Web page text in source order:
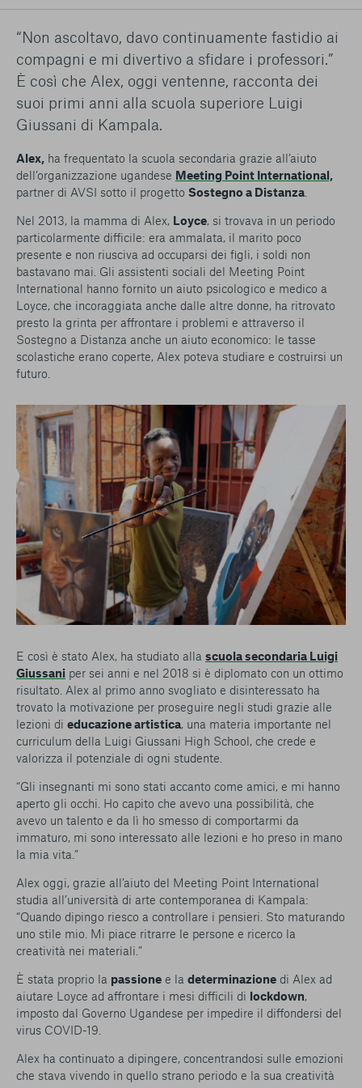
conto del fatto che il blocco di alcuni cookie può
funzionamento. Premendo “Conferma le mie scelte”, la
selezione relativa ai cookie effettuata verrà salvata. Se non è
stata selezionata alcuna opzione, premere questo pulsante
equivarrà a rifiutare tutti i cookie. Per ulteriori informazioni, è
possibile consultare la nostraUlteriori informazioni
Cookie strettamente necessari
Cookie di analisi
Cookies di marketing
“Non ascoltavo, davo continuamente fastidio ai
compagni e mi divertivo a sfidare i professori.”
È così che Alex, oggi ventenne, racconta dei
suoi primi anni alla scuola superiore Luigi
Giussani di Kampala.
Alex, ha frequentato la scuola secondaria grazie all’aiuto
dell’organizzazione ugandese Meeting Point International,
partner di AVSI sotto il progetto Sostegno a Distanza
Nel 2013, la mamma di Alex, Loyce, si trovava in un periodo
particolarmente difficile: era ammalata, il marito poco
presente e non riusciva ad occuparsi dei figli, i soldi non
bastavano mai. Gli assistenti sociali del Meeting Point
International hanno fornito un aiuto psicologico e medico a
Loyce, che incoraggiata anche dalle altre donne, ha ritrovato
presto la grinta per affrontare i problemi e attraverso il
Sostegno a Distanza anche un aiuto economico: le tasse
scolastiche erano coperte, Alex poteva studiare e costruirsi un
futuro.
E così è stato Alex, ha studiato alla scuola secondaria Luigi
Giussani per sei anni e nel 2018 si è diplomato con un ottimo
risultato. Alex al primo anno svogliato e disinteressato ha
trovato la motivazione per proseguire negli studi grazie alle
lezioni di educazione artistica, una materia importante nel
curriculum della Luigi Giussani High School, che crede e
valorizza il potenziale di ogni studente.
“Gli insegnanti mi sono stati accanto come amici, e mi hanno
aperto gli occhi. Ho capito che avevo una possibilità, che
avevo un talento e da lì ho smesso di comportarmi da
immaturo, mi sono interessato alle lezioni e ho preso in mano
la mia vita.”
Alex oggi, grazie all’aiuto del Meeting Point International
studia all’università di arte contemporanea di Kampala:
“Quando dipingo riesco a controllare i pensieri. Sto maturando
uno stile mio. Mi piace ritrarre le persone e ricerco la
creatività nei materiali.”
È stata proprio la passione e la determinazione di Alex ad
aiutare Loyce ad affrontare i mesi difficili di lockdown,
imposto dal Governo Ugandese per impedire il diffondersi del
virus COVID-19.
Alex ha continuato a dipingere, concentrandosi sulle emozioni
che stava vivendo in quello strano periodo e la sua creatività